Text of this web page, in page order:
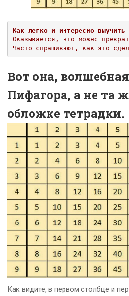
Как легко и интересно выучить
Оказывается, что можно
Часто спрашивают, как это
Вот она,
Пифагора, а не та
обложке тетрадки.
Как видите, в первом столбце и